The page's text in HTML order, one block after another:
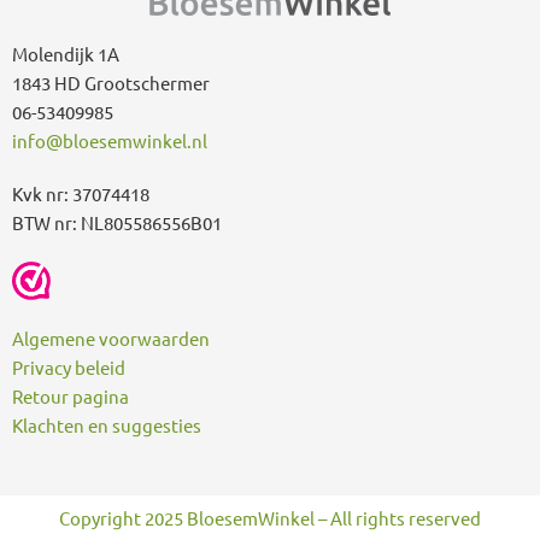
Molendijk 1A
1843 HD Grootschermer
06-53409985
info@bloesemwinkel.nl
Kvk nr: 37074418
BTW nr: NL805586556B01
Algemene voorwaarden
Privacy beleid
Retour pagina
Klachten en suggesties
Copyright 2025 BloesemWinkel – All rights reserved